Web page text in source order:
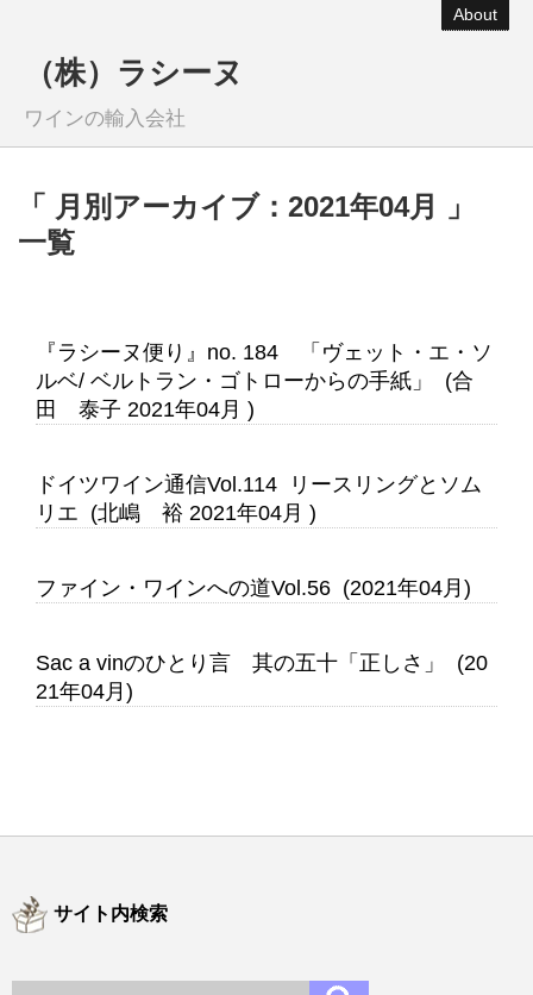
About
（株）ラシーヌ
ワインの輸入会社
「 月別アーカイブ：2021年04月 」
一覧
『ラシーヌ便り』no. 184 「ヴェット・エ・ソ
ルベ/ ベルトラン・ゴトローからの手紙」 (合
田 泰子 2021年04月 )
ドイツワイン通信Vol.114 リースリングとソム
リエ (北嶋 裕 2021年04月 )
ファイン・ワインへの道Vol.56 (2021年04月)
Sac a vinのひとり言 其の五十「正しさ」 (20
21年04月)
サイト内検索